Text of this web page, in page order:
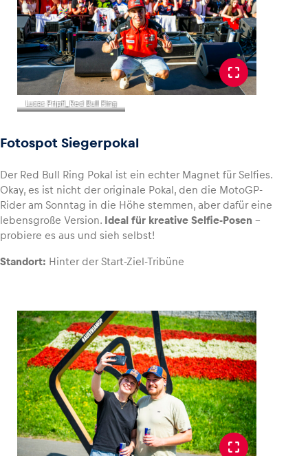
Lucas Pripfl_Red Bull Ring
Fotospot Siegerpokal
Der Red Bull Ring Pokal ist ein echter Magnet für Selfies.
Okay, es ist nicht der originale Pokal, den die MotoGP-
Rider am Sonntag in die Höhe stemmen, aber dafür eine
lebensgroße Version. Ideal für kreative Selfie-Posen –
probiere es aus und sieh selbst!
Standort: Hinter der Start-Ziel-Tribüne